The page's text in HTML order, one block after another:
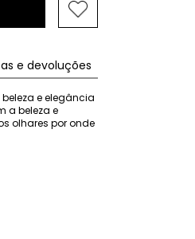
e devoluções
e elegância
a beleza e
olhares por onde